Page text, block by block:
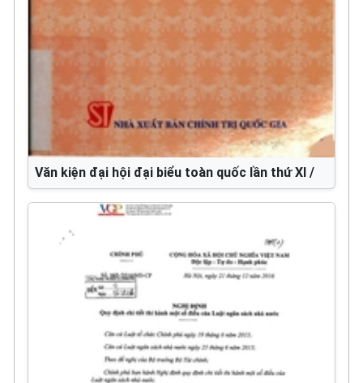
Văn kiện đại hội đại biểu toàn quốc lần thứ XI /